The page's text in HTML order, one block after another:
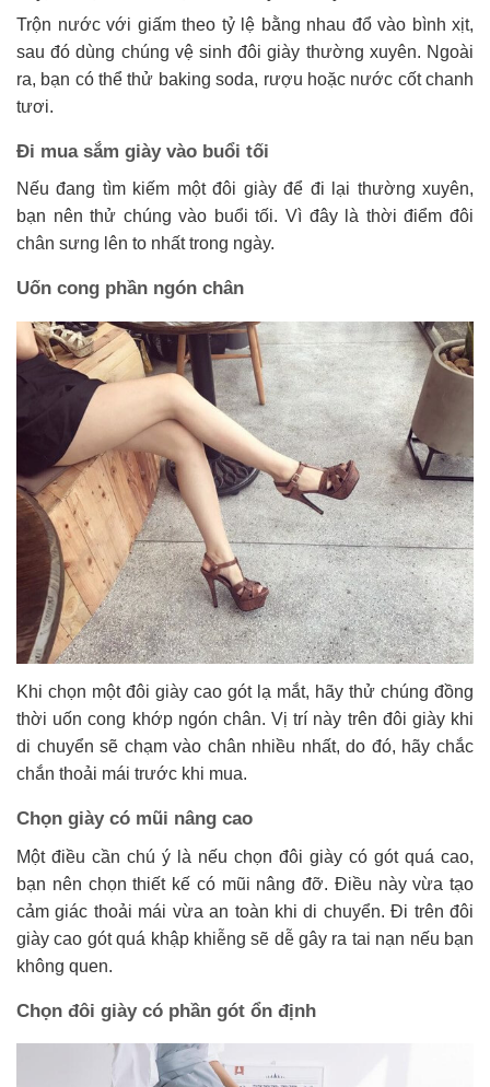
Trộn nước với giấm theo tỷ lệ bằng nhau đổ vào bình xịt,
sau đó dùng chúng vệ sinh đôi giày thường xuyên. Ngoài
ra, bạn có thể thử baking soda, rượu hoặc nước cốt chanh
tươi.
Đi mua sắm giày vào buổi tối
Nếu đang tìm kiếm một đôi giày để đi lại thường xuyên,
bạn nên thử chúng vào buổi tối. Vì đây là thời điểm đôi
chân sưng lên to nhất trong ngày.
Uốn cong phần ngón chân
Khi chọn một đôi giày cao gót lạ mắt, hãy thử chúng đồng
thời uốn cong khớp ngón chân. Vị trí này trên đôi giày khi
di chuyển sẽ chạm vào chân nhiều nhất, do đó, hãy chắc
chắn thoải mái trước khi mua.
Chọn giày có mũi nâng cao
Một điều cần chú ý là nếu chọn đôi giày có gót quá cao,
bạn nên chọn thiết kế có mũi nâng đỡ. Điều này vừa tạo
cảm giác thoải mái vừa an toàn khi di chuyển. Đi trên đôi
giày cao gót quá khập khiễng sẽ dễ gây ra tai nạn nếu bạn
không quen.
Chọn đôi giày có phần gót ổn định